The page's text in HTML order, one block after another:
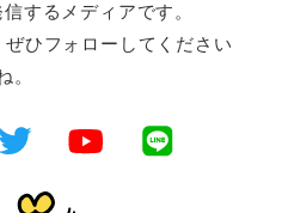
するメディアです。
ひフォローしてください
。